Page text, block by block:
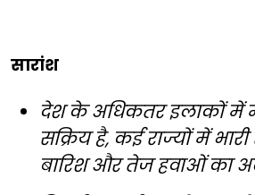
सारांश
देश के अधिकतर इलाकों में
सक्रिय है, कई राज्यों में
बारिश और तेज हवाओं का